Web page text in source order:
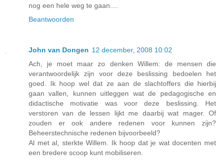
nog een hele weg te gaan....
Beantwoorden
John van Dongen 12 december, 2008 10:02
Ach, je moet maar zo denken Willem: de mensen die
verantwoordelijk zijn voor deze beslissing bedoelen het
goed. Ik hoop wel dat ze aan de slachtoffers die hierbij
gaan vallen, kunnen uitleggen wat de pedagogische en
didactische motivatie was voor deze beslissing. Het
verstoren van de lessen lijkt me daarbij wat mager. Of
zouden er ook andere redenen voor kunnen zijn?
Beheerstechnische redenen bijvoorbeeld?
Al met al, sterkte Willem. Ik hoop dat je wat docenten met
een bredere scoop kunt mobiliseren.